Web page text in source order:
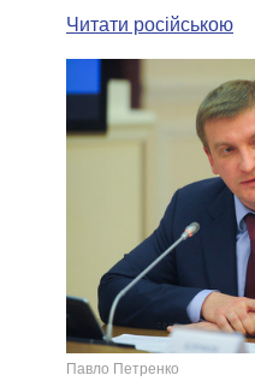
Читати російською
Павло Петренко